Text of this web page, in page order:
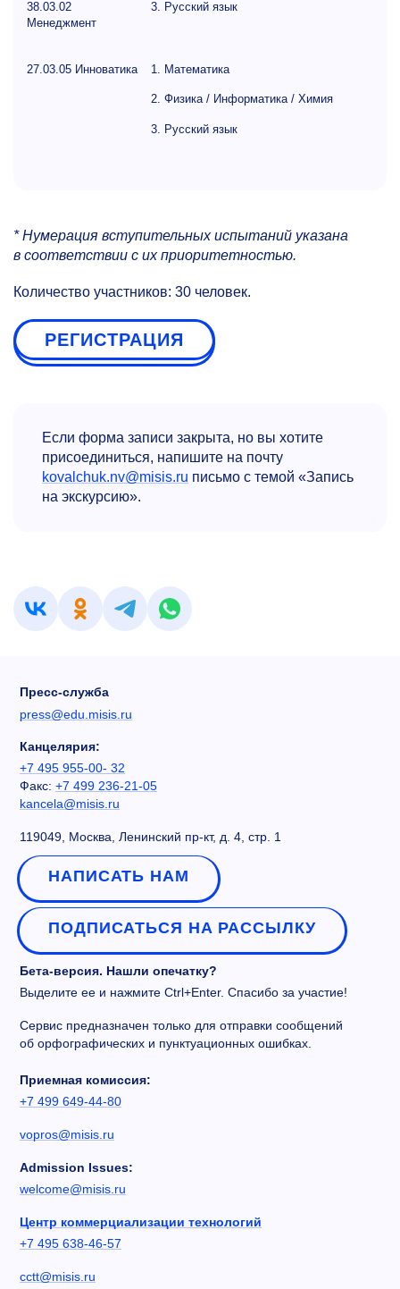
38.03.02
Менеджмент
3. Русский язык
27.03.05 Инноватика 1. Математика
2. Физика / Информатика / Химия
3. Русский язык
* Нумерация вступительных испытаний указана
в соответствии с их приоритетностью.
Количество участников: 30 человек.
РЕГИСТРАЦИЯ
Если форма записи закрыта, но вы хотите
присоединиться, напишите на почту
kovalchuk.nv@misis.ru письмо с темой «Запись
на экскурсию».
Пресс-служба
press@edu.misis.ru
Канцелярия:
+7 495 955-00- 32
Факс: +7 499 236-21-05
kancela@misis.ru
119049, Москва, Ленинский пр-кт, д. 4, стр. 1
НАПИСАТЬ НАМ
ПОДПИСАТЬСЯ НА РАССЫЛКУ
Бета-версия. Нашли опечатку?
Выделите ее и нажмите Ctrl+Enter. Спасибо за участие!
Сервис предназначен только для отправки сообщений
об орфографических и пунктуационных ошибках.
Приемная комиссия:
+7 499 649-44-80
vopros@misis.ru
Admission Issues:
welcome@misis.ru
Центр коммерциализации технологий
+7 495 638-46-57
cctt@misis.ru